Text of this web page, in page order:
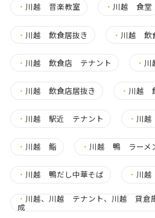
・ 川越 音楽教室 ・ 川越 食堂
・ 川越 飲食居抜き ・ 川越 飲
・ 川越 飲食店 テナント ・
・ 川越 飲食店居抜き ・ 川越
・ 川越 駅近 テナント ・ 川
・ 川越 鮨 ・ 川越 鴨 ラーメ
・ 川越 鴨だし中華そば ・ 川
・ 川越、川越 テナント、川越 貸倉
成